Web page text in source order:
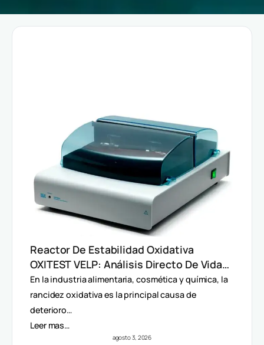
Reactor De Estabilidad Oxidativa
OXITEST VELP: Análisis Directo De Vida
Útil Sin Extracción De Grasa
En la industria alimentaria, cosmética y química, la
rancidez oxidativa es la principal causa de
deterioro…
Leer mas…
agosto 3, 2026